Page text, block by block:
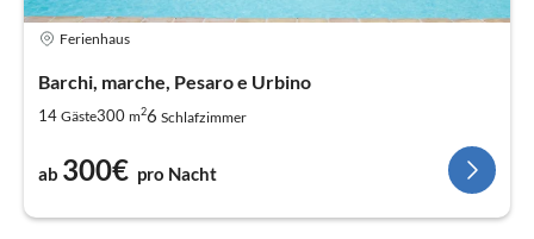
Ferienhaus
Barchi, marche, Pesaro e Urbino
14 Gäste300 m26 Schlafzimmer
ab 300€ pro Nacht